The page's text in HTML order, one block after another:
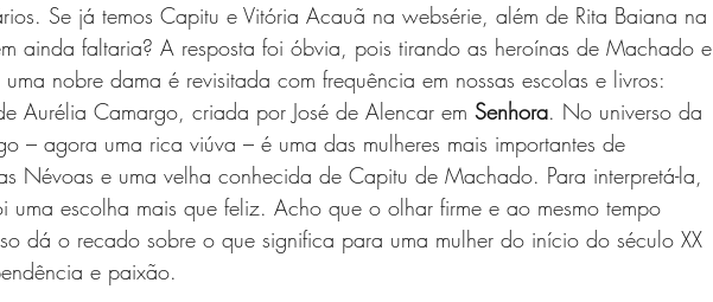
Se já temos Capitu e Vitória Acauã na websérie, além de Rita Baiana na
ainda faltaria? A resposta foi óbvia, pois tirando as heroínas de Machado e
nobre dama é revisitada com frequência em nossas escolas e livros:
Aurélia Camargo, criada por José de Alencar em Senhora. No universo da
– agora uma rica viúva – é uma das mulheres mais importantes de
Névoas e uma velha conhecida de Capitu de Machado. Para interpretá-la,
uma escolha mais que feliz. Acho que o olhar firme e ao mesmo tempo
dá o recado sobre o que significa para uma mulher do início do século XX
e paixão.